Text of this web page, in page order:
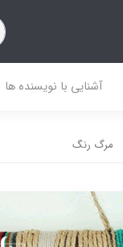
آشنایی با نویسنده ها
مرگ رنگ